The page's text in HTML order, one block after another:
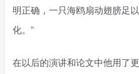
明正确，一只海鸥扇动翅膀足
化。”
在以后的演讲和论文中他用了